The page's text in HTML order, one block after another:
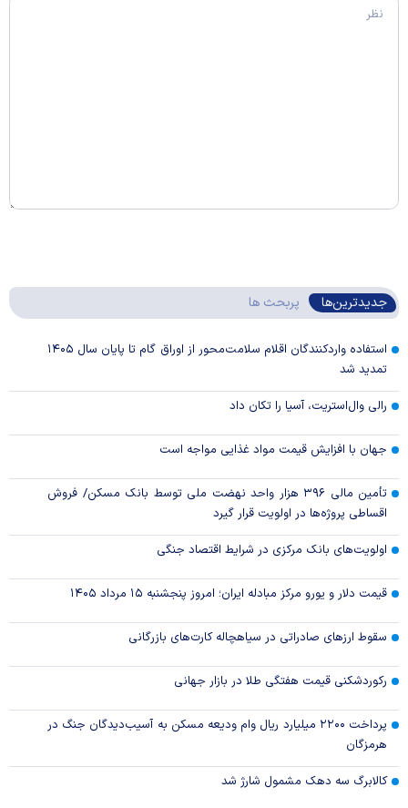
جدیدترین‌ها پربحث ها
استفاده واردکنندگان اقلام سلامت‌محور از اوراق گام تا پایان سال ۱۴۰۵
تمدید شد
رالی وال‌استریت، آسیا را تکان داد
جهان با افزایش قیمت مواد غذایی مواجه است
تأمین مالی ۳۹۶ هزار واحد نهضت ملی توسط بانک مسکن/ فروش
اقساطی پروژه‌ها در اولویت قرار گیرد
اولویت‌های بانک مرکزی در شرایط اقتصاد جنگی
قیمت دلار و یورو مرکز مبادله ایران؛ امروز پنجشنبه ۱۵ مرداد ۱۴۰۵
سقوط ارزهای صادراتی در سیاهچاله کارت‌های بازرگانی
رکوردشکنی قیمت هفتگی طلا در بازار‌ جهانی
پرداخت ۲۲۰۰ میلیارد ریال وام ودیعه مسکن به آسیب‌دیدگان جنگ در
هرمزگان
کالابرگ سه دهک مشمول شارژ شد